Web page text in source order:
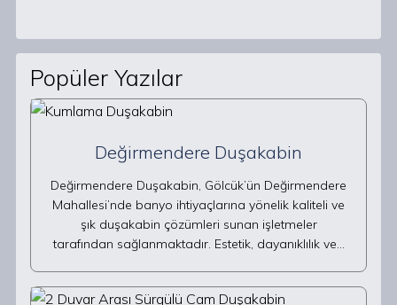
Popüler Yazılar
Değirmendere Duşakabin
Değirmendere Duşakabin, Gölcük’ün Değirmendere
Mahallesi’nde banyo ihtiyaçlarına yönelik kaliteli ve
şık duşakabin çözümleri sunan işletmeler
tarafından sağlanmaktadır. Estetik, dayanıklılık ve…